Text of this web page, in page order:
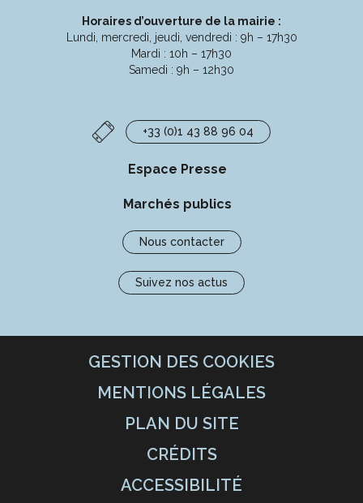
Horaires d’ouverture de la mairie :
Lundi, mercredi, jeudi, vendredi : 9h – 17h30
Mardi : 10h – 17h30
Samedi : 9h – 12h30
+33 (0)1 43 88 96 04
Espace Presse
Marchés publics
Nous contacter
Suivez nos actus
GESTION DES COOKIES
MENTIONS LÉGALES
PLAN DU SITE
CRÉDITS
ACCESSIBILITÉ